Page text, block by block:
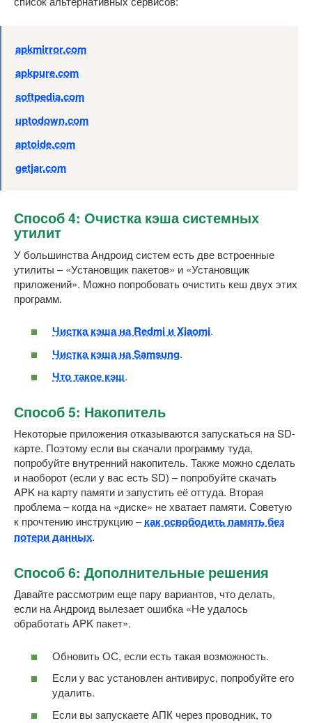
apkmirror.com
apkpure.com
softpedia.com
uptodown.com
aptoide.com
getjar.com
Способ 4: Очистка кэша системных
утилит
У большинства Андроид систем есть две встроенные
утилиты – «Установщик пакетов» и «Установщик
приложений». Можно попробовать очистить кеш двух этих
программ.
Чистка кэша на Redmi и Xiaomi.
Чистка кэша на Samsung.
Что такое кэш.
Способ 5: Накопитель
Некоторые приложения отказываются запускаться на SD-
карте. Поэтому если вы скачали программу туда,
попробуйте внутренний накопитель. Также можно сделать
и наоборот (если у вас есть SD) – попробуйте скачать
APK на карту памяти и запустить её оттуда. Вторая
проблема – когда на «диске» не хватает памяти. Советую
к прочтению инструкцию –как освободить память без
потери данных.
Способ 6: Дополнительные решения
Давайте рассмотрим еще пару вариантов, что делать,
если на Андроид вылезает ошибка «Не удалось
обработать APK пакет».
Обновить ОС, если есть такая возможность.
Если у вас установлен антивирус, попробуйте его
удалить.
Если вы запускаете АПК через проводник, то